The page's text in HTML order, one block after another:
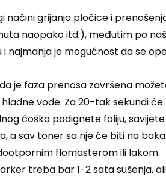
načini grijanja pločice i
naopako itd.), međutim po
najmanja je mogućnost da se
je faza prenosa završena
vode. Za 20-tak sekundi
ćoška podignete foliju,
a sav toner sa nje će biti na
flomasterom ili lakom.
treba bar 1-2 sata sušenja,